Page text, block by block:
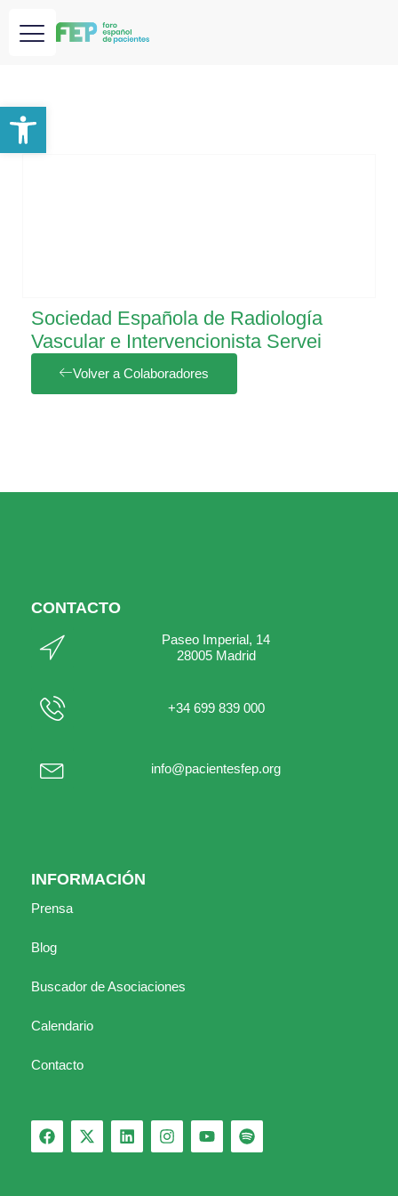
Sociedad Española de Radiología
Vascular e Intervencionista Servei
Volver a Colaboradores
CONTACTO
Paseo Imperial, 14
28005 Madrid
+34 699 839 000
info@pacientesfep.org
INFORMACIÓN
Prensa
Blog
Buscador de Asociaciones
Calendario
Contacto
Abrir barra de herramientas